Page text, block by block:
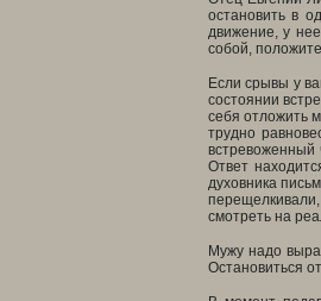
остановить в
движение, у
собой,
Если срывы у
состоянии
себя отложить
трудно
встревоженный
Ответ
духовника
смотреть на
Мужу надо
Остановиться